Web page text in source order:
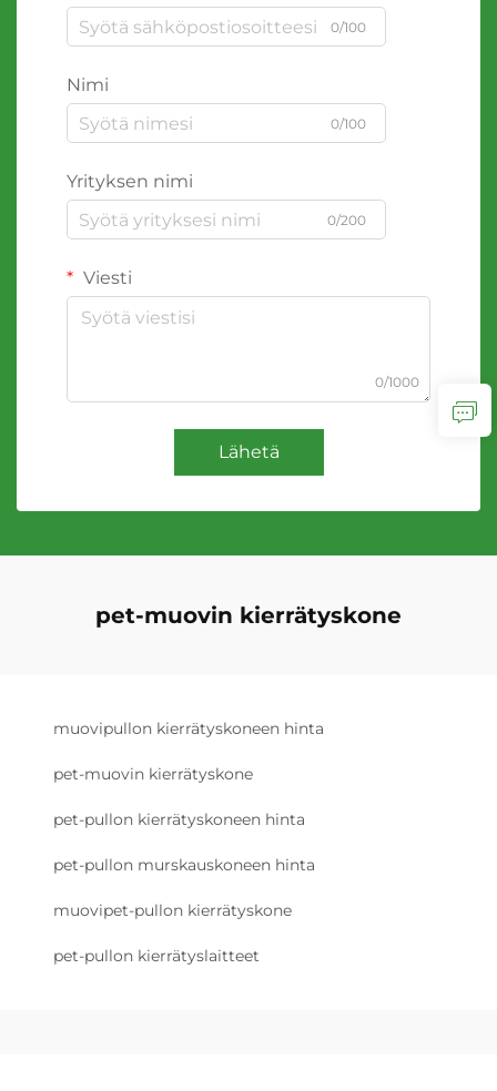
0/100
Nimi
0/100
Yrityksen nimi
0/200
Viesti
0/1000
Lähetä
pet-muovin kierrätyskone
muovipullon kierrätyskoneen hinta
pet-muovin kierrätyskone
pet-pullon kierrätyskoneen hinta
pet-pullon murskauskoneen hinta
muovipet-pullon kierrätyskone
pet-pullon kierrätyslaitteet